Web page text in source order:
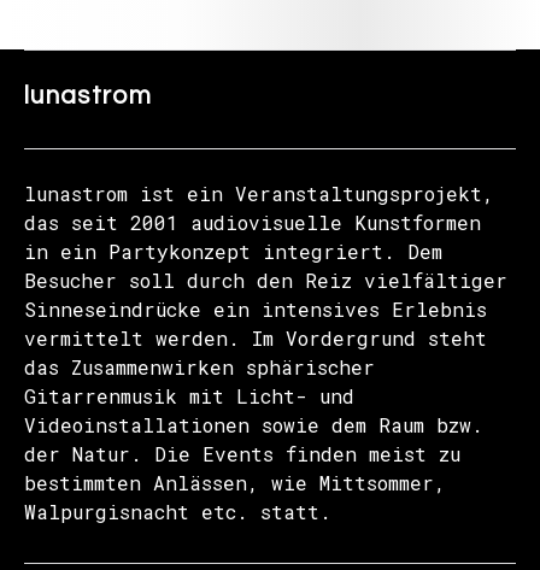
lunastrom
lunastrom ist ein Veranstaltungsprojekt,
das seit 2001 audiovisuelle Kunstformen
in ein Partykonzept integriert. Dem
Besucher soll durch den Reiz vielfältiger
Sinneseindrücke ein intensives Erlebnis
vermittelt werden. Im Vordergrund steht
das Zusammenwirken sphärischer
Gitarrenmusik mit Licht- und
Videoinstallationen sowie dem Raum bzw.
der Natur. Die Events finden meist zu
bestimmten Anlässen, wie Mittsommer,
Walpurgisnacht etc. statt.